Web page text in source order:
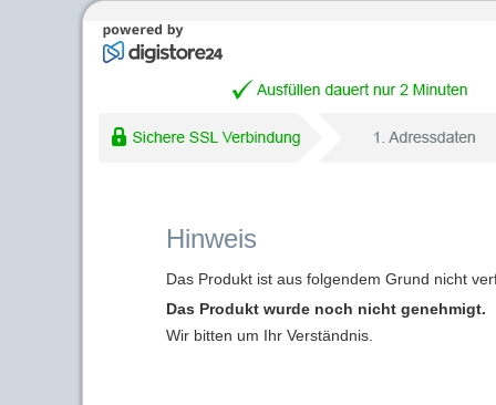
Hinweis
Das Produkt ist aus folgendem Grund nicht
Das Produkt wurde noch nicht genehmigt.
Wir bitten um Ihr Verständnis.